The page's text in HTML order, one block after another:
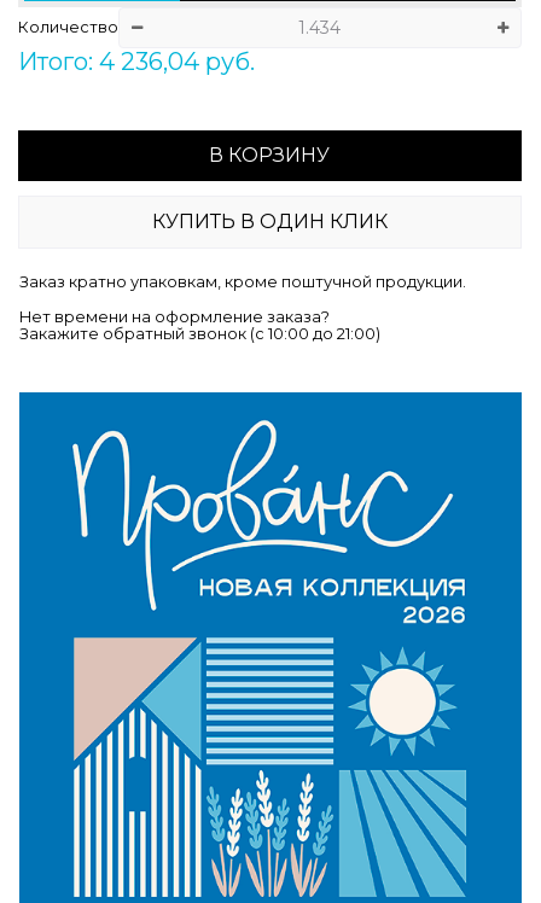
Количество
Итого: 4 236,04 руб.
В КОРЗИНУ
КУПИТЬ В ОДИН КЛИК
Заказ кратно упаковкам, кроме поштучной продукции.
Нет времени на оформление заказа?
Закажите обратный звонок (c 10:00 до 21:00)